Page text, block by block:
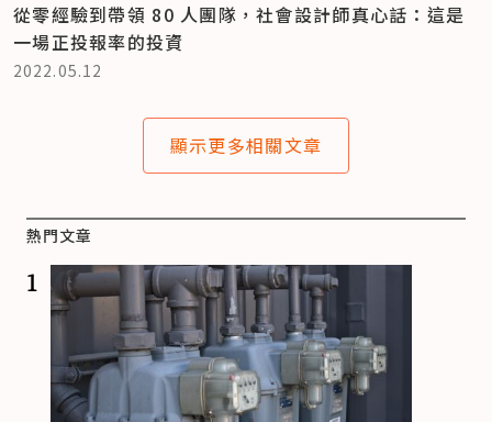
從零經驗到帶領 80 人團隊，社會設計師真心話：這是
一場正投報率的投資
2022.05.12
顯示更多相關文章
熱門文章
1